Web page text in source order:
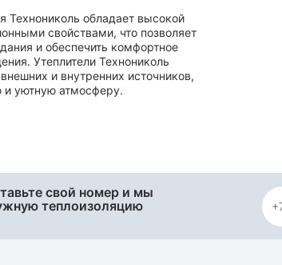
Технониколь обладает высокой
свойствами, что позволяет
и обеспечить комфортное
Утеплители Технониколь
и внутренних источников,
и уютную атмосферу.
свой номер и мы
теплоизоляцию